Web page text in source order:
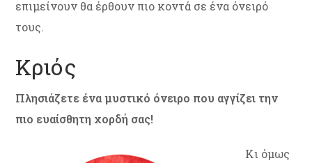
επιμείνουν θα έρθουν πιο κοντά σε ένα όνειρό
τους.
Κριός
Πλησιάζετε ένα μυστικό όνειρο που αγγίζει την
πιο ευαίσθητη χορδή σας!
Κι όμως